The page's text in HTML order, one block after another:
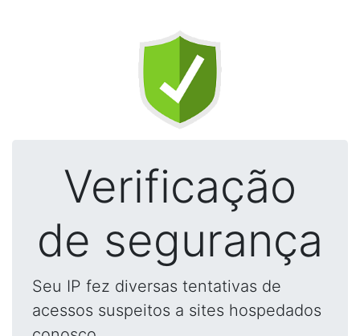
Verificação
de segurança
Seu IP fez diversas tentativas de
acessos suspeitos a sites hospedados